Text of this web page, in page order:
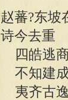
赵蕃?东坡
诗今去重
四皓逃
不知建
夷齐古